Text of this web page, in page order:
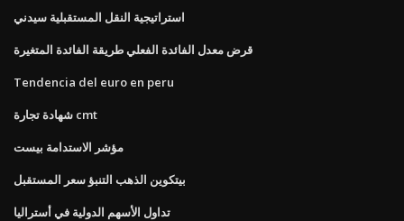
استراتيجية النقل المستقبلية سيدني
قرض معدل الفائدة الفعلي طريقة الفائدة المتغيرة
Tendencia del euro en peru
شهادة تجارة cmt
مؤشر الاستدامة بيست
بيتكوين الذهب التنبؤ سعر المستقبل
تداول الأسهم الدولية في أستراليا